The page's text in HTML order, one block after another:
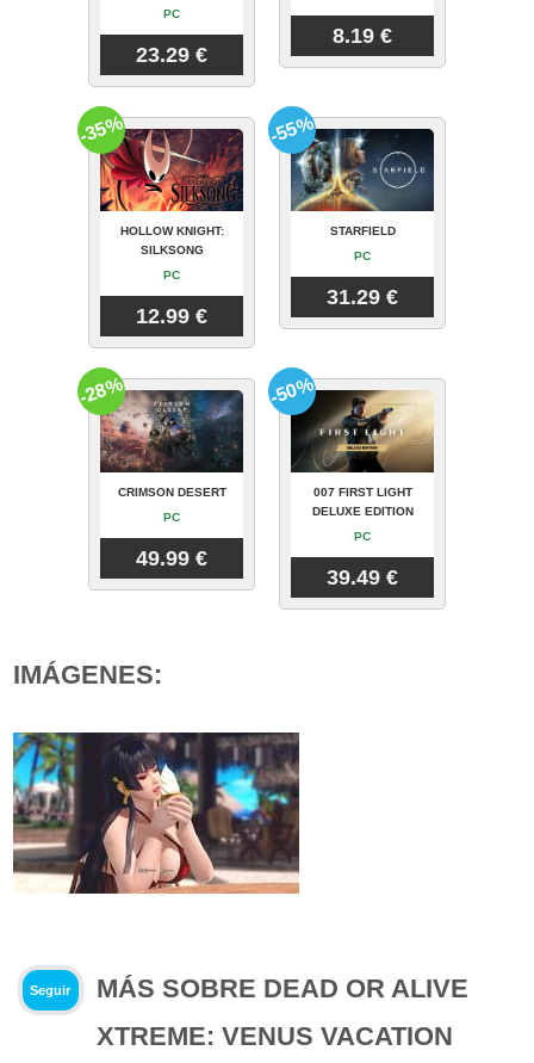
PC
23.29 €
8.19 €
HOLLOW KNIGHT:
SILKSONG
PC
12.99 €
-35%
STARFIELD
PC
31.29 €
-55%
CRIMSON DESERT
PC
49.99 €
-28%
007 FIRST LIGHT
DELUXE EDITION
PC
39.49 €
-50%
IMÁGENES:
Seguir
MÁS SOBRE DEAD OR ALIVE
XTREME: VENUS VACATION